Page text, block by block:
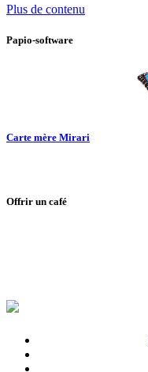
Plus de contenu
Papio-software
Carte mère Mirari
Offrir un café